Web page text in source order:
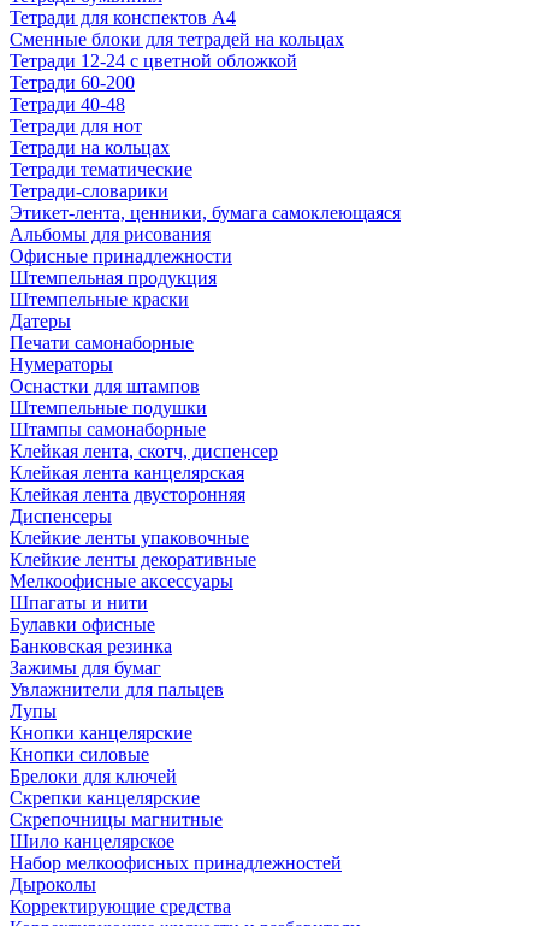
Тетради для конспектов А4
Сменные блоки для тетрадей на кольцах
Тетради 12-24 с цветной обложкой
Тетради 60-200
Тетради 40-48
Тетради для нот
Тетради на кольцах
Тетради тематические
Тетради-словарики
Этикет-лента, ценники, бумага самоклеющаяся
Альбомы для рисования
Офисные принадлежности
Штемпельная продукция
Штемпельные краски
Датеры
Печати самонаборные
Нумераторы
Оснастки для штампов
Штемпельные подушки
Штампы самонаборные
Клейкая лента, скотч, диспенсер
Клейкая лента канцелярская
Клейкая лента двусторонняя
Диспенсеры
Клейкие ленты упаковочные
Клейкие ленты декоративные
Мелкоофисные аксессуары
Шпагаты и нити
Булавки офисные
Банковская резинка
Зажимы для бумаг
Увлажнители для пальцев
Лупы
Кнопки канцелярские
Кнопки силовые
Брелоки для ключей
Скрепки канцелярские
Скрепочницы магнитные
Шило канцелярское
Набор мелкоофисных принадлежностей
Дыроколы
Корректирующие средства